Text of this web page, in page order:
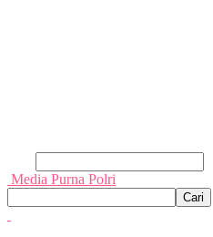
Media Purna Polri